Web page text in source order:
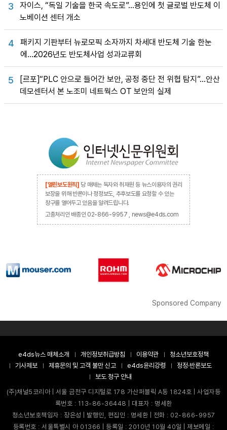
3
자이스, “독일 기술을 한국 속도로”…용인에 첫 글로벌 반도체 이
노베이션 센터 개소
4
패키지 기판부터 뉴로모픽 소자까지 차세대 반도체 기술 한눈
에…2026년도 반도체사업 성과교류회
5
[르포]“PLC 안으로 들어간 보안, 공정 중단 전 위협 탐지”…안산
데모센터서 본 노조미 네트웍스 OT 보안의 실제
[열린보도원칙] 당 매체는 독자와 취재원 등 뉴스이용자의 권리
보장을 위해 반론이나 정정보도, 추후보도를 요청할 수 있는
창구를 열어두고 있음을 알려드립니다.
고충처리인 배종인 02-866-9957 , news@e4ds.com
Sponsored Company
e4ds뉴스 매체소개 개인정보취급방침 이용약관
청소년보호정책
기사제보
제휴문의 및 고객 불만 신고 e4ds윤리강령
정정·반론보도
보도 청구 안내
(주)채널5코리아 | 서울 금천구 디지털로 178 가산퍼블릭 A동 1824호 | 사업자등
록번호 : 113-86-36448 | 대표자 : 명세환
청소년보호책임자 : 장은성 | 발행인, 편집인 : 명세환 | 전화 : 02-866-9957
등록번호 : 서울특별시 아 01366 | 등록일 : 2010년 10월 40일 | 제보메일 :